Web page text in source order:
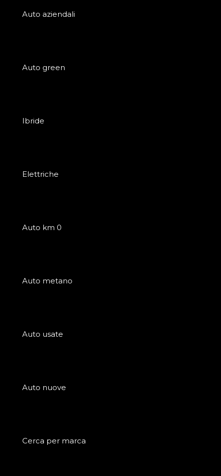
Auto aziendali
Auto green
Ibride
Elettriche
Auto km 0
Auto metano
Auto usate
Auto nuove
Cerca per marca